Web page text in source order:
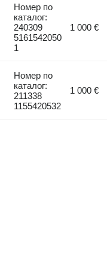
Номер по
каталог:
240309
5161542050
1
1 000 €
Номер по
каталог:
211338
1155420532
1 000 €